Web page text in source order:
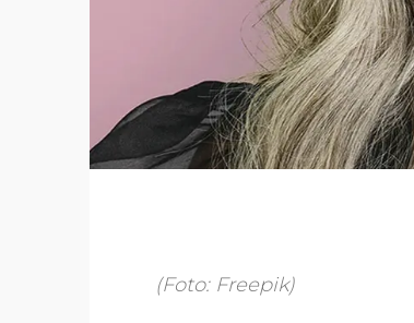
(Foto: Freepik)